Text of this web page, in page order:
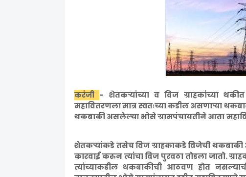
करंजी - शेतकऱ्यांच्या व विज ग्राहकांच्या
महावितरणला मात्र स्वतःच्या कडील असणाऱ्या
थकबाकी असलेल्या भोसे ग्रामपंचायतीने आता
शेतकऱ्यांकडे तसेच विज ग्राहकाकडे विजेची
कारवाई करुन त्यांचा विज पुरवठा तोडला जातो.
त्यांच्याकडील थकबाकीची आठवण होत